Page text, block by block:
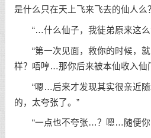
是什么只在天上飞来飞去的仙人么
“…什么仙子，我徒弟原来这么
“第一次见面，救你的时候，
样？唔哼…那你后来被本仙收入仙
“嗯…后来才发现其实很亲近随
的，太夸张了。”
“一点也不夸张…？嗯…随便你